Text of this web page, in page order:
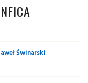
Świnarski